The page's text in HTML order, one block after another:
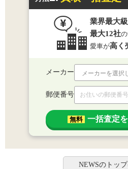
業界最大
最大12社の
愛車が高く
メーカー
郵便番号
無料 一括査定
NEWSのトッ